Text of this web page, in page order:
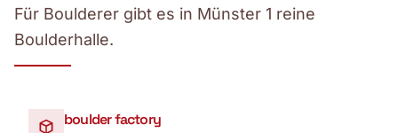
Für Boulderer gibt es in Münster 1 reine
Boulderhalle.
boulder factory